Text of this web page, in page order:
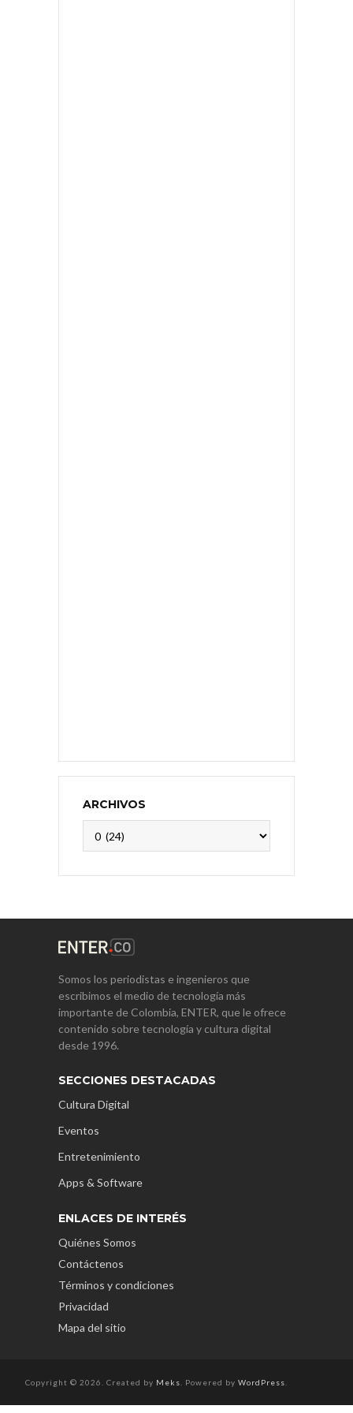
ARCHIVOS
Somos los periodistas e ingenieros que
escribimos el medio de tecnología más
importante de Colombia, ENTER, que le ofrece
contenido sobre tecnología y cultura digital
desde 1996.
SECCIONES DESTACADAS
Cultura Digital
Eventos
Entretenimiento
Apps & Software
ENLACES DE INTERÉS
Quiénes Somos
Contáctenos
Términos y condiciones
Privacidad
Mapa del sitio
Copyright © 2026. Created by Meks . Powered by WordPress